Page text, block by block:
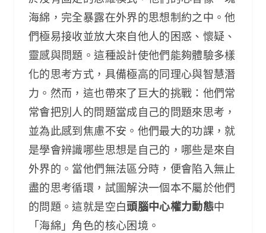
海綿，完全暴露在外界的思想制約之中。他
們極易接收並放大來自他人的困惑、懷疑、
靈感與問題。這種設計使他們能夠體驗多樣
化的思考方式，具備極高的同理心與智慧潛
力。然而，這也帶來了巨大的挑戰：他們常
常會把別人的問題當成自己的問題來思考，
並為此感到焦慮不安。他們最大的功課，就
是學會辨識哪些思想是自己的，哪些是來自
外界的。當他們無法區分時，便會陷入無止
盡的思考循環，試圖解決一個本不屬於他們
的問題。這就是空白頭腦中心權力動態中
「海綿」角色的核心困境。